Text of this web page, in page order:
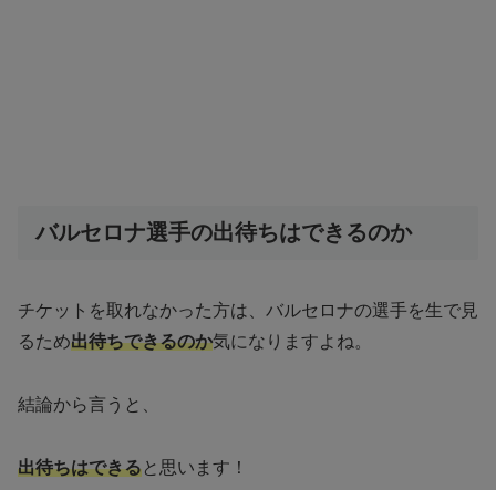
バルセロナ選手の出待ちはできるのか
チケットを取れなかった方は、バルセロナの選手を生で見
るため出待ちできるのか気になりますよね。
結論から言うと、
出待ちはできると思います！